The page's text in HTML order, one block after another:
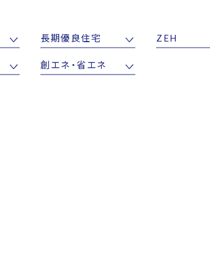
長期優良住宅 ZEH
創エネ・省エネ